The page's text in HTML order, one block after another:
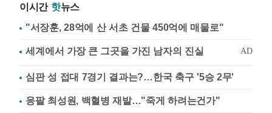
이시간 핫뉴스
"서장훈, 28억에 산 서초 건물 450억에 매물로"
심판 성 접대 7경기 결과는?…한국 축구 '5승 2무'
응팔 최성원, 백혈병 재발…"죽게 하려는건가"